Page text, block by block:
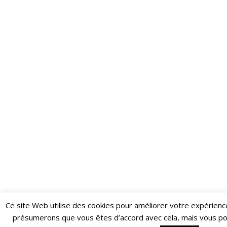
Restez informé·e des dernières actualités du Poing !
Ce site Web utilise des cookies pour améliorer votre
présumerons que vous êtes d’accord avec cela, mais vous